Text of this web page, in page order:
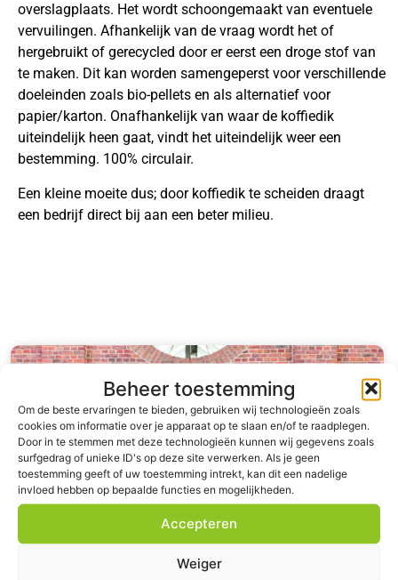
Beheer toestemming
Om de beste ervaringen te bieden, gebruiken wij technologieën zoals
cookies om informatie over je apparaat op te slaan en/of te raadplegen.
Door in te stemmen met deze technologieën kunnen wij gegevens zoals
surfgedrag of unieke ID's op deze site verwerken. Als je geen
toestemming geeft of uw toestemming intrekt, kan dit een nadelige
invloed hebben op bepaalde functies en mogelijkheden.
Accepteren
Weiger
overslagplaats. Het wordt schoongemaakt van eventuele
vervuilingen. Afhankelijk van de vraag wordt het of
hergebruikt of gerecycled door er eerst een droge stof van
te maken. Dit kan worden samengeperst voor verschillende
doeleinden zoals bio-pellets en als alternatief voor
papier/karton. Onafhankelijk van waar de koffiedik
uiteindelijk heen gaat, vindt het uiteindelijk weer een
bestemming. 100% circulair.
Een kleine moeite dus; door koffiedik te scheiden draagt
een bedrijf direct bij aan een beter milieu.
Hoe De Houtloods afvalbeheer